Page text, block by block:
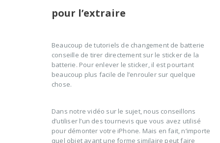
pour l’extraire
Beaucoup de tutoriels de changement de batterie
conseille de tirer directement sur le sticker de la
batterie. Pour enlever le sticker, il est pourtant
beaucoup plus facile de l’enrouler sur quelque
chose.
Dans notre vidéo sur le sujet, nous conseillons
d’utiliser l’un des tournevis que vous avez utilisé
pour démonter votre iPhone. Mais en fait, n’importe
quel objet ayant une forme similaire peut faire